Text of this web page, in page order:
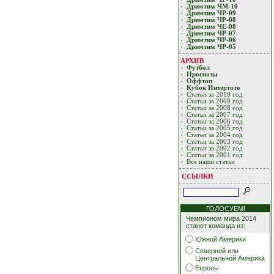
Дримтим ЧМ-10
Дримтим ЧР-09
Дримтим ЧР-08
Дримтим ЧЕ-08
Дримтим ЧР-07
Дримтим ЧР-06
Дримтим ЧР-05
АРХИВ
Футбол
Прогнозы
Оффтоп
Кубoк Интертoтo
Статьи за 2010 год
Статьи за 2009 год
Статьи за 2008 год
Статьи за 2007 год
Статьи за 2006 год
Статьи за 2005 год
Статьи за 2004 год
Статьи за 2003 год
Статьи за 2002 год
Статьи за 2001 год
Все наши статьи
ССЫЛКИ
ГОЛОСУЕМ!
Чемпионом мира 2014
станет команда из:
Южной Америки
Северной или
Центральной Америка
Европы